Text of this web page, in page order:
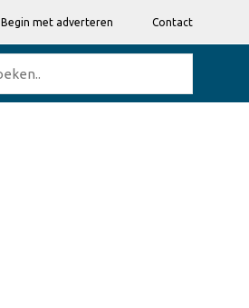
Begin met adverteren Contact